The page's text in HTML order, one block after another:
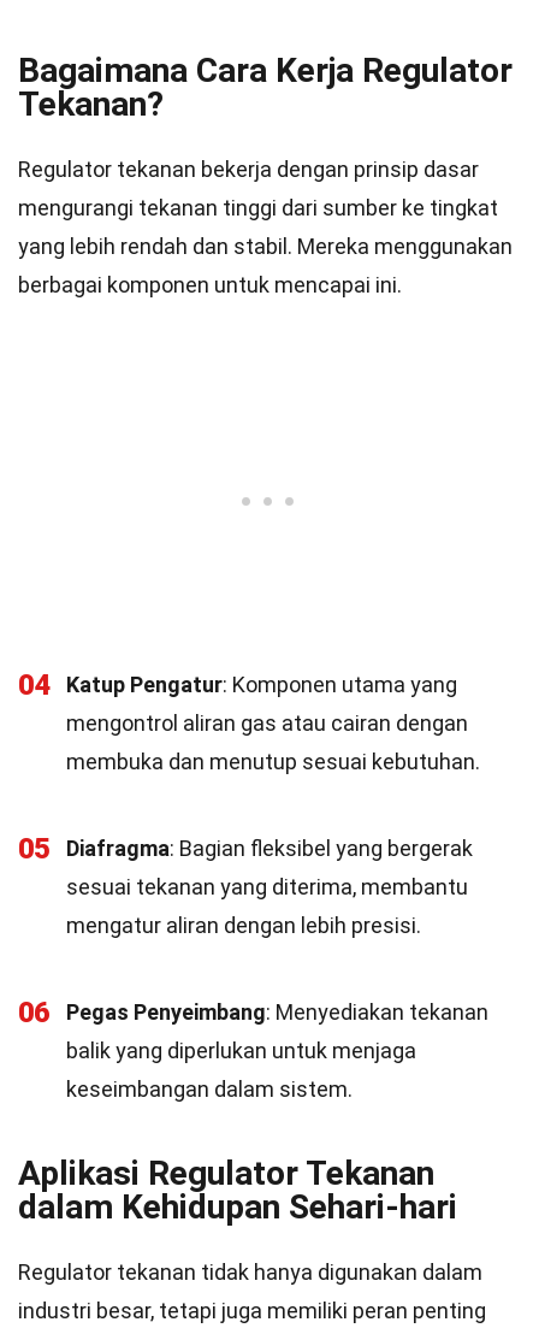
Bagaimana Cara Kerja Regulator
Tekanan?
Regulator tekanan bekerja dengan prinsip dasar
mengurangi tekanan tinggi dari sumber ke tingkat
yang lebih rendah dan stabil. Mereka menggunakan
berbagai komponen untuk mencapai ini.
04 Katup Pengatur: Komponen utama yang
mengontrol aliran gas atau cairan dengan
membuka dan menutup sesuai kebutuhan.
05 Diafragma: Bagian fleksibel yang bergerak
sesuai tekanan yang diterima, membantu
mengatur aliran dengan lebih presisi.
06 Pegas Penyeimbang: Menyediakan tekanan
balik yang diperlukan untuk menjaga
keseimbangan dalam sistem.
Aplikasi Regulator Tekanan
dalam Kehidupan Sehari-hari
Regulator tekanan tidak hanya digunakan dalam
industri besar, tetapi juga memiliki peran penting